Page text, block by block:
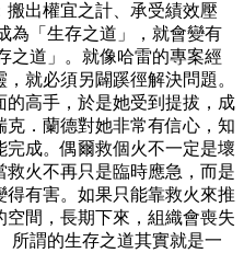
出權宜之計、承受績效壓
為「生存之道」，就會變有
之道」。就像哈雷的專案經
就必須另闢蹊徑解決問題。
高手，於是她受到提拔，成
．蘭德對她非常有信心，知
成。偶爾救個火不一定是壞
火不再只是臨時應急，而是
有害。如果只能靠救火來推
間，長期下來，組織會喪失
所謂的生存之道其實就是一